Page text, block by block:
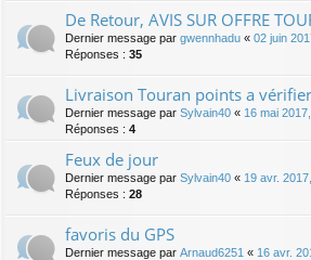
De Retour, AVIS SUR OFFRE
Dernier message par gwennhadu « 02 juin
Réponses : 35
Livraison Touran points a vérifier
Dernier message par Sylvain40 « 16 mai
Réponses : 4
Feux de jour
Dernier message par Sylvain40 « 19 avr.
Réponses : 28
favoris du GPS
Dernier message par Arnaud6251 « 16 avr.